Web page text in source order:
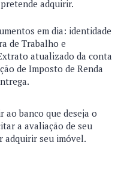
adquirir.
em dia: identidade
de Trabalho e
atualizado da conta
de Imposto de Renda
ao banco que deseja o
a avaliação de seu
adquirir seu imóvel.